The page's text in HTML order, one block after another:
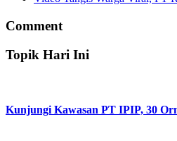
Comment
Topik Hari Ini
Kunjungi Kawasan PT IPIP, 30